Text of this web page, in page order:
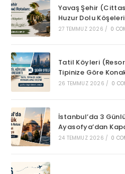
Yavaş Şehir
Huzur Dolu Köşeleri
27 TEMMUZ 2026 / 0
Tatil Köyleri
Tipinize Göre
26 TEMMUZ 2026 / 0
İstanbul’da 3
Ayasofya’dan
24 TEMMUZ 2026 / 0